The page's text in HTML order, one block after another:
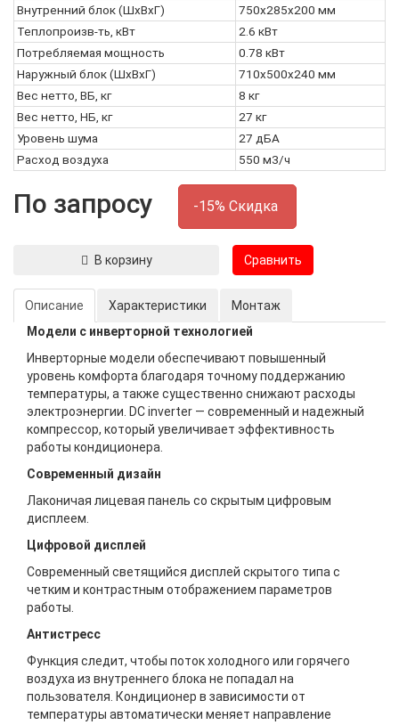
Внутренний блок (ШxВxГ)
750x285x200 мм
Теплопроизв-ть, кВт
2.6 кВт
Потребляемая мощность
0.78 кВт
Наружный блок (ШxВxГ)
710x500x240 мм
Вес нетто, ВБ, кг
8 кг
Вес нетто, НБ, кг
27 кг
Уровень шума
27 дБА
Расход воздуха
550 м3/ч
По запросу -15% Скидка
В корзину Сравнить
Описание Характеристики
Монтаж
Модели с инверторной технологией
Инверторные модели обеспечивают повышенный
уровень комфорта благодаря точному поддержанию
температуры, а также существенно снижают расходы
электроэнергии. DC inverter — современный и надежный
компрессор, который увеличивает эффективность
работы кондиционера.
Современный дизайн
Лаконичая лицевая панель со скрытым цифровым
дисплеем.
Цифровой дисплей
Современный светящийся дисплей скрытого типа с
четким и контрастным отображением параметров
работы.
Антистресс
Функция следит, чтобы поток холодного или горячего
воздуха из внутреннего блока не попадал на
пользователя. Кондиционер в зависимости от
температуры автоматически меняет направление